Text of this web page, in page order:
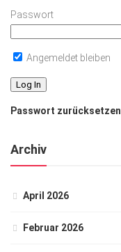
Passwort
Angemeldet bleiben
Passwort zurücksetzen
Archiv
April 2026
Februar 2026